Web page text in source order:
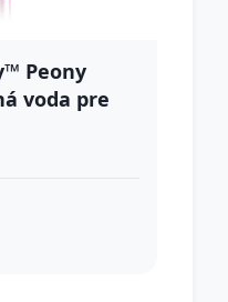
Peony
voda pre